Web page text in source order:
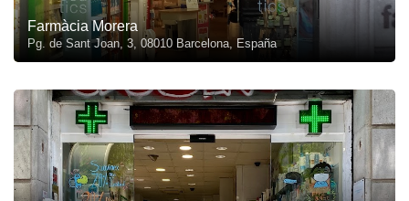
Farmàcia Morera
Pg. de Sant Joan, 3, 08010 Barcelona, España